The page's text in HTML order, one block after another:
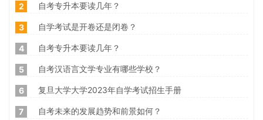
2 自考专升本要读几年？
3 自学考试是开卷还是闭卷？
4 自考专升本要读几年？
5 自考汉语言文学专业有哪些学校？
6 复旦大学大学2023年自学考试招生手册
7 自考未来的发展趋势和前景如何？